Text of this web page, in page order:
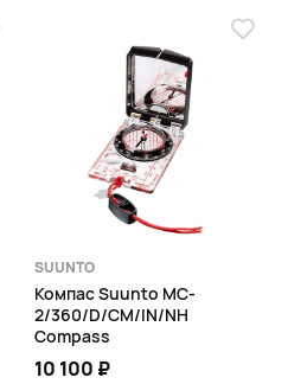
SUUNTO
Компас Suunto MC-
2/360/D/CM/IN/NH
Compass
10 100 ₽